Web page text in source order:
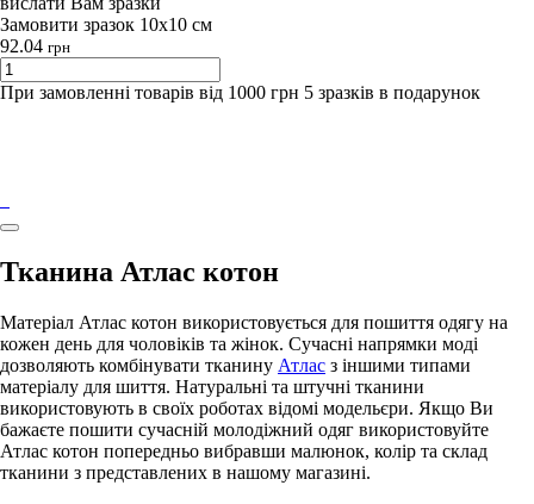
Замовити зразок 10х10 см
92.04 грн
При замовленні товарів від 1000 грн 5 зразків в подарунок
Тканина Атлас котон
Матеріал Атлас котон використовується для пошиття одягу на
кожен день для чоловіків та жінок. Сучасні напрямки моді
дозволяють комбінувати тканину Атлас з іншими типами
матеріалу для шиття. Натуральні та штучні тканини
використовують в своїх роботах відомі модельєри. Якщо Ви
бажаєте пошити сучасній молодіжний одяг використовуйте
Атлас котон попередньо вибравши малюнок, колір та склад
тканини з представлених в нашому магазині.